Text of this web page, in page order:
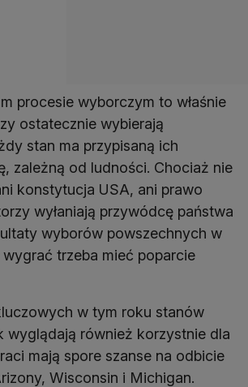
procesie wyborczym to właśnie
ostatecznie wybierają
stan ma przypisaną ich
zależną od ludności. Chociaż nie
konstytucja USA, ani prawo
wyłaniają przywódcę państwa
wyborów powszechnych w
trzeba mieć poparcie
w tym roku stanów
wyglądają również korzystnie dla
mają spore szanse na odbicie
Wisconsin i Michigan.